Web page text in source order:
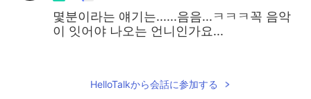
몇분이라는 얘기는......음음...ㅋㅋㅋ꼭 음악
이 잇어야 나오는 언니인가요...
HelloTalkから会話に参加する